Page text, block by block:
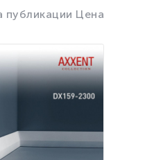
публикации Цена